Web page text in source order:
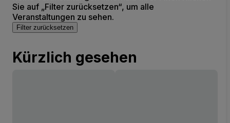
Sie auf „Filter zurücksetzen“, um alle
Veranstaltungen zu sehen.
Filter zurücksetzen
Kürzlich gesehen